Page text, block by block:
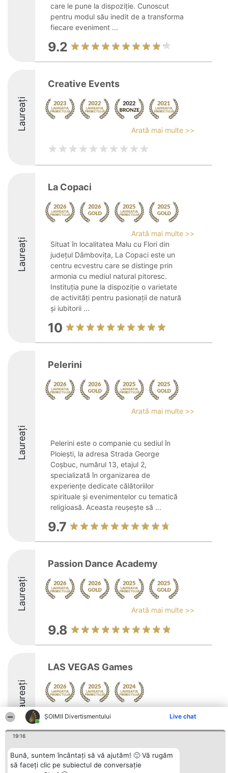
ŞOIMII Divertismentului Live chat
19:16
Bună, suntem încântați să vă ajutăm! 🙂 Vă rugăm
să faceți clic pe subiectul de conversație
care le pune la dispoziție. Cunoscut
pentru modul său inedit de a transforma
fiecare eveniment ...
9.2
Laureați
Creative Events
Arată mai multe >>
Laureați
La Copaci
Arată mai multe >>
Situat în localitatea Malu cu Flori din
județul Dâmbovița, La Copaci este un
centru ecvestru care se distinge prin
armonia cu mediul natural pitoresc.
Instituția pune la dispoziție o varietate
de activități pentru pasionații de natură
și iubitorii ...
10
Laureați
Pelerini
Arată mai multe >>
Pelerini este o companie cu sediul în
Ploiești, la adresa Strada George
Coșbuc, numărul 13, etajul 2,
specializată în organizarea de
experiențe dedicate călătoriilor
spirituale și evenimentelor cu tematică
religioasă. Aceasta reușește să ...
9.7
Laureați
Passion Dance Academy
Arată mai multe >>
9.8
Laureați
LAS VEGAS Games
Arată mai multe >>
8.6
Organizator Ranking Plebiscyt